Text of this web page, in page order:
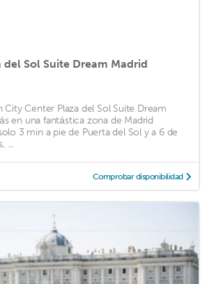
del Sol Suite Dream Madrid
City Center Plaza del Sol Suite Dream
en una fantástica zona de Madrid
3 min a pie de Puerta del Sol y a 6 de
...
Comprobar disponibilidad